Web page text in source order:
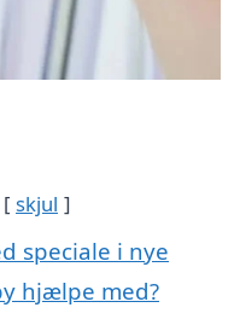
skjul
speciale i nye
hjælpe med?